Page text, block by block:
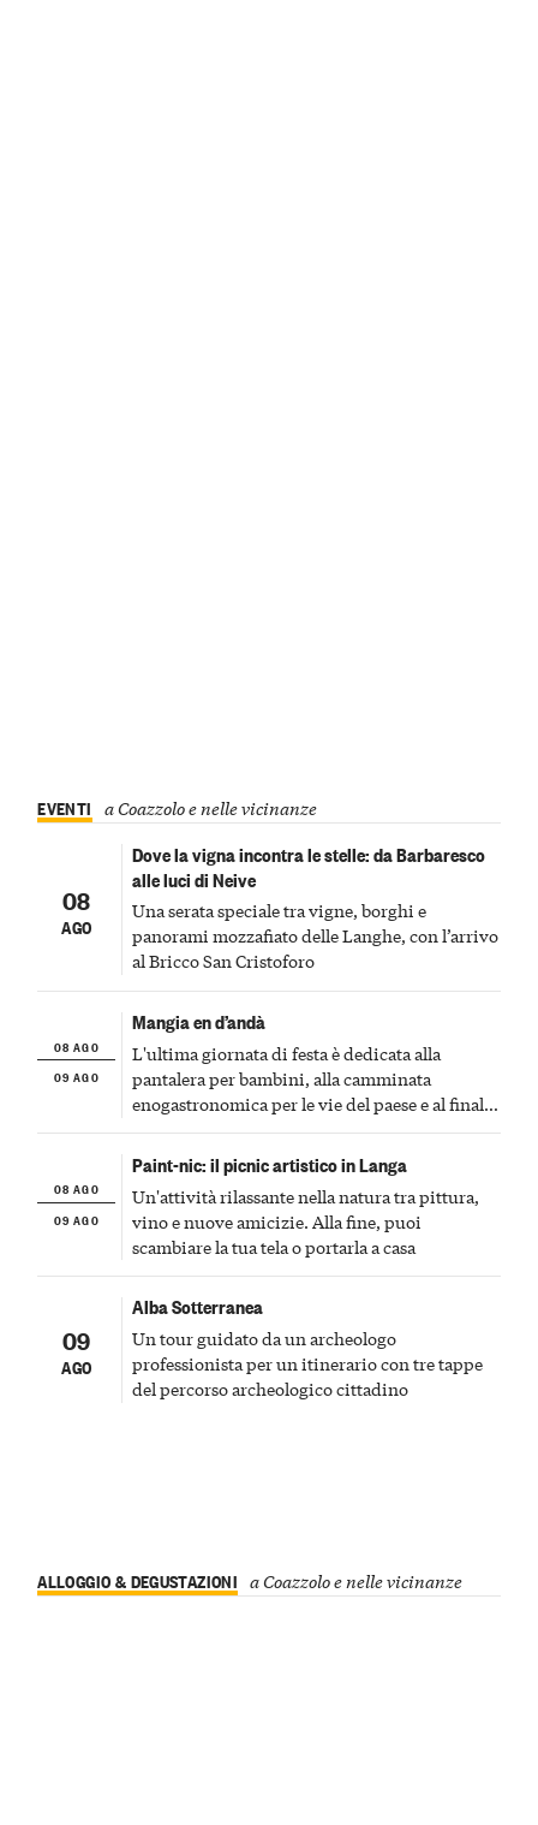
EVENTI a Coazzolo e nelle vicinanze
08
AGO
Dove la vigna incontra le stelle: da Barbaresco
alle luci di Neive
Una serata speciale tra vigne, borghi e
panorami mozzafiato delle Langhe, con l’arrivo
al Bricco San Cristoforo
08 AGO
09 AGO
Mangia en d’andà
L'ultima giornata di festa è dedicata alla
pantalera per bambini, alla camminata
enogastronomica per le vie del paese e al finale
pirotecnico
08 AGO
09 AGO
Paint-nic: il picnic artistico in Langa
Un'attività rilassante nella natura tra pittura,
vino e nuove amicizie. Alla fine, puoi
scambiare la tua tela o portarla a casa
09
AGO
Alba Sotterranea
Un tour guidato da un archeologo
professionista per un itinerario con tre tappe
del percorso archeologico cittadino
ALLOGGIO & DEGUSTAZIONI a Coazzolo e nelle vicinanze